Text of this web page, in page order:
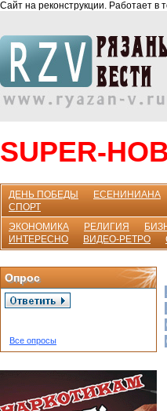
Сайт на реконструкции. Работает в
SUPER-
ДЕНЬ ПОБЕДЫ ЕСЕНИНИАНА
СПОРТ
ЭКОНОМИКА
РЕЛИГИЯ
ИНТЕРЕСНО
ВИДЕО-РЕТРО
Опрос
Все опросы